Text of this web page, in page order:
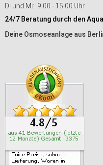
Di und Mi: 9:00 - 15:00 Uhr
24/7 Beratung durch den
Deine Osmoseanlage aus